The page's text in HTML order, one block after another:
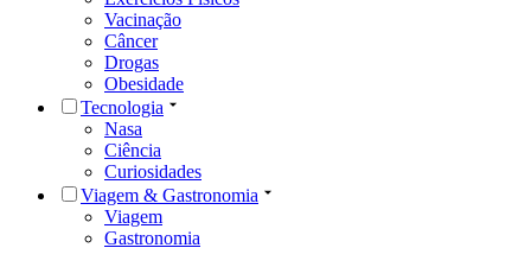
Vacinação
Câncer
Drogas
Obesidade
Tecnologia
Nasa
Ciência
Curiosidades
Viagem & Gastronomia
Viagem
Gastronomia